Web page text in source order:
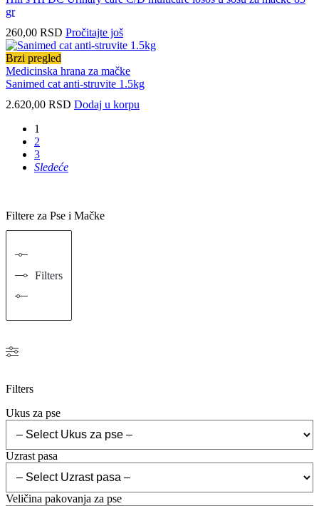
gr
260,00 RSD Pročitajte još
Brzi pregled
Medicinska hrana za mačke
Sanimed cat anti-struvite 1.5kg
2.620,00 RSD Dodaj u korpu
1
2
3
Sledeće
Filtere za Pse i Mačke
Filters
Filters
Ukus za pse
Uzrast pasa
Veličina pakovanja za pse